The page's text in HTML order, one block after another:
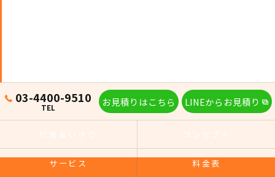
03-4400-9510
TEL お見積りはこちら LINEからお見積り
サービス 料金表